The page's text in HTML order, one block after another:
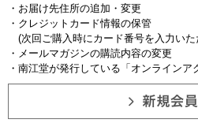
・お届け先住所の追加・変更
・クレジットカード情報の保管
(次回ご購入時にカード番号を入力い
・メールマガジンの購読内容の変更
・南江堂が発行している「オンライン